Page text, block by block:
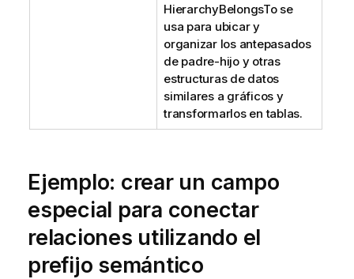
HierarchyBelongsTo se
usa para ubicar y
organizar los antepasados
de padre-hijo y otras
estructuras de datos
similares a gráficos y
transformarlos en tablas.
Ejemplo: crear un campo
especial para conectar
relaciones utilizando el
prefijo semántico